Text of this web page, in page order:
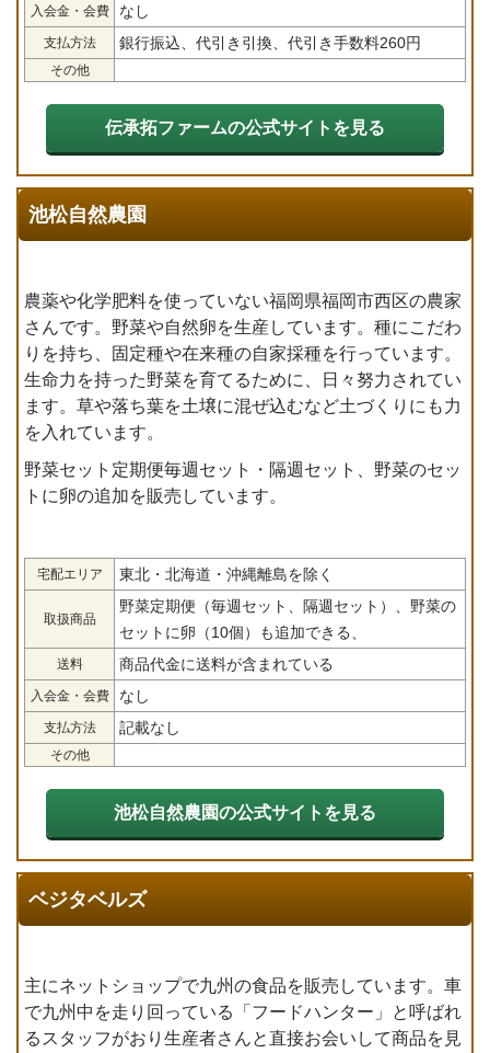
入会金・会費 なし
支払方法 銀行振込、代引き引換、代引き手数料260円
その他
伝承拓ファームの公式サイトを見る
池松自然農園
農薬や化学肥料を使っていない福岡県福岡市西区の農家
さんです。野菜や自然卵を生産しています。種にこだわ
りを持ち、固定種や在来種の自家採種を行っています。
生命力を持った野菜を育てるために、日々努力されてい
ます。草や落ち葉を土壌に混ぜ込むなど土づくりにも力
を入れています。
野菜セット定期便毎週セット・隔週セット、野菜のセッ
トに卵の追加を販売しています。
宅配エリア 東北・北海道・沖縄離島を除く
取扱商品
野菜定期便（毎週セット、隔週セット）、野菜の
セットに卵（10個）も追加できる、
送料 商品代金に送料が含まれている
入会金・会費 なし
支払方法 記載なし
その他
池松自然農園の公式サイトを見る
ベジタベルズ
主にネットショップで九州の食品を販売しています。車
で九州中を走り回っている「フードハンター」と呼ばれ
るスタッフがおり生産者さんと直接お会いして商品を見